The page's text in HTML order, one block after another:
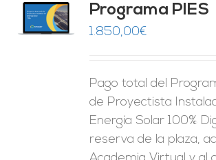
Programa PIES
1.850,00€
Pago total del
de Proyectista
Energía Solar 100%
reserva de la plaza,